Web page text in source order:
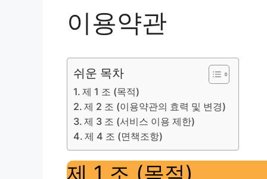
이용약관
쉬운 목차
제 1 조 (목적)
제 2 조 (이용약관의 효력 및 변경)
제 3 조 (서비스 이용 제한)
제 4 조 (면책조항)
제 1 조 (목적)